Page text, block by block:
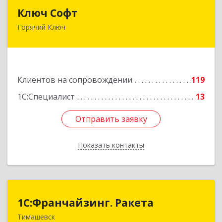
Ключ Софт
Горячий Ключ
Клиентов на сопровождении
119
1С:Специалист
13
Отправить заявку
Показать контакты
353287, Краснодарский край, Горячий Ключ г,
Отправить заявку
Назад
1С:Франчайзинг. Ракета
Тимашевск
1С:Франчайзинг. Ракета
Краснодарский край, Тимашевский р-н,